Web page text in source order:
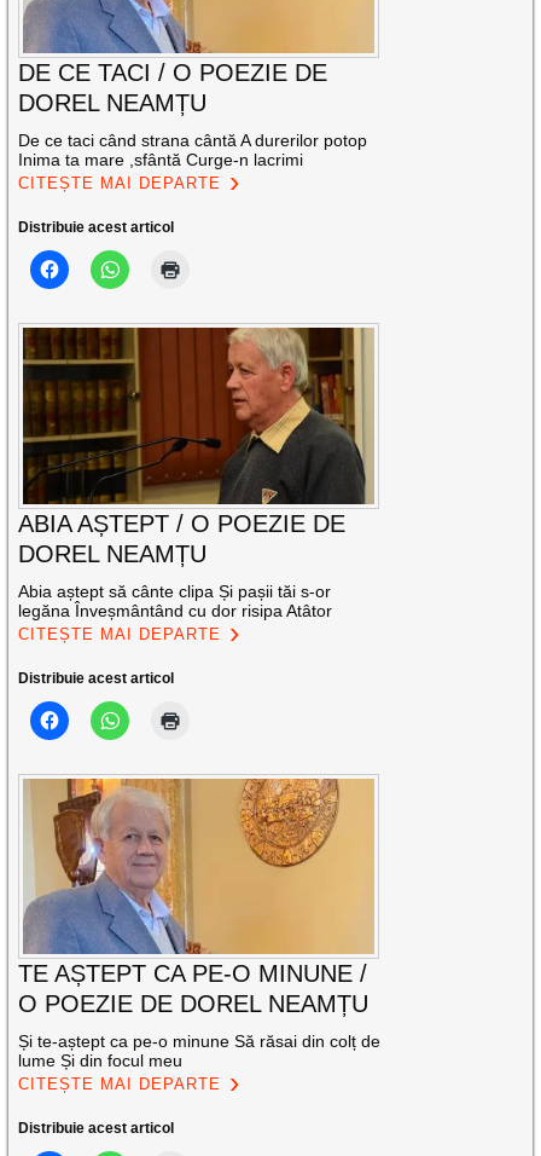
DE CE TACI / O POEZIE DE
DOREL NEAMȚU
De ce taci când strana cântă A durerilor potop
Inima ta mare ,sfântă Curge-n lacrimi
CITEȘTE MAI DEPARTE
Distribuie acest articol
ABIA AȘTEPT / O POEZIE DE
DOREL NEAMȚU
Abia aștept să cânte clipa Și pașii tăi s-or
legăna Înveșmântând cu dor risipa Atâtor
CITEȘTE MAI DEPARTE
Distribuie acest articol
TE AȘTEPT CA PE-O MINUNE /
O POEZIE DE DOREL NEAMȚU
Și te-aștept ca pe-o minune Să răsai din colț de
lume Și din focul meu
CITEȘTE MAI DEPARTE
Distribuie acest articol